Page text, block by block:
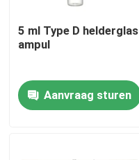
Thuis
5 ml Type D helderglas
ampul
Aanvraag sturen